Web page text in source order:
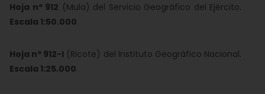
Hoja nº 912 (Mula) del Servicio Geográfico del Ejército.
Escala 1:50.000.
Hoja nº 912-I (Ricote) del Instituto Geográfico Nacional.
Escala 1:25.000.